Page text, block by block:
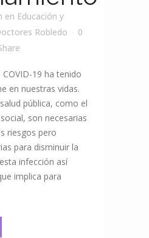
en Educación y
Robledo
0
19 ha tenido
en nuestras vidas.
pública, como el
son necesarias
riesgos pero
para disminuir la
infección así
implica para